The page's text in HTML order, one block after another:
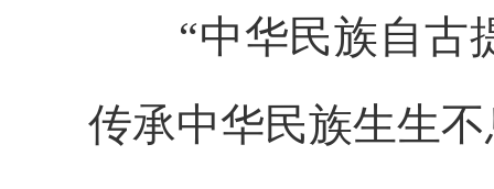
“中华民族自古提
传承中华民族生生